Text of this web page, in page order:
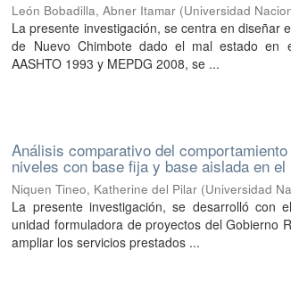
León Bobadilla, Abner Itamar (Universidad
La presente investigación, se centra en diseñar
de Nuevo Chimbote dado el mal estado en
AASHTO 1993 y MEPDG 2008, se ...
Análisis comparativo del
niveles con base fija y base aislada en
Niquen Tineo, Katherine del Pilar (Universidad
La presente investigación, se desarrolló con
unidad formuladora de proyectos del Gobierno
ampliar los servicios prestados ...